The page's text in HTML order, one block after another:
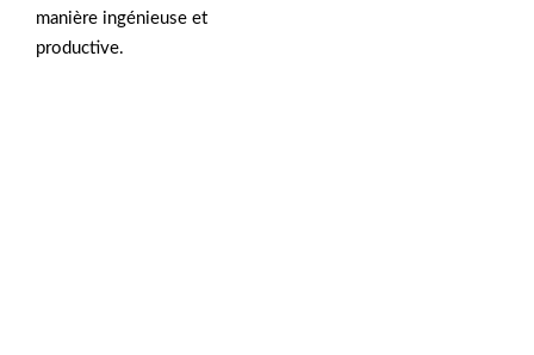
manière ingénieuse et
productive.